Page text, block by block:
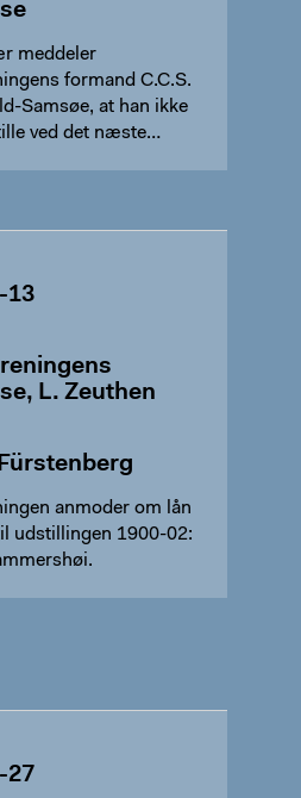
meddeler
formand C.C.S.
Samsøe, at han ikke
ved det næste
13
L. Zeuthen
anmoder om lån
udstillingen 1900-02:
27